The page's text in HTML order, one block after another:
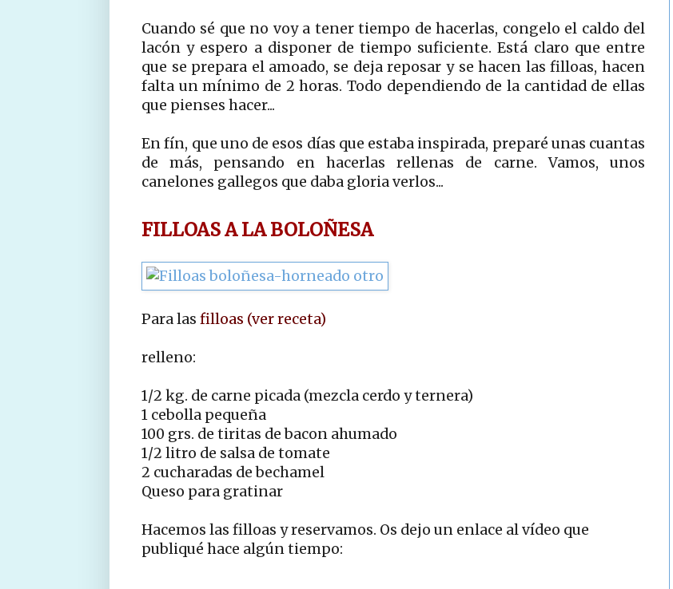
Cuando sé que no voy a tener tiempo de hacerlas, congelo el caldo del
lacón y espero a disponer de tiempo suficiente. Está claro que entre
que se prepara el amoado, se deja reposar y se hacen las filloas, hacen
falta un mínimo de 2 horas. Todo dependiendo de la cantidad de ellas
que pienses hacer...
En fín, que uno de esos días que estaba inspirada, preparé unas cuantas
de más, pensando en hacerlas rellenas de carne. Vamos, unos
canelones gallegos que daba gloria verlos...
FILLOAS A LA BOLOÑESA
Para las filloas (ver receta)
relleno:
1/2 kg. de carne picada (mezcla cerdo y ternera)
1 cebolla pequeña
100 grs. de tiritas de bacon ahumado
1/2 litro de salsa de tomate
2 cucharadas de bechamel
Queso para gratinar
Hacemos las filloas y reservamos. Os dejo un enlace al vídeo que
publiqué hace algún tiempo: